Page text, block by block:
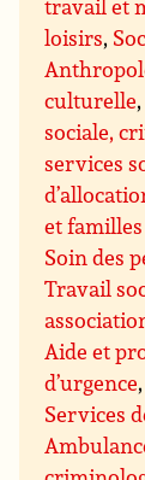
travail et
loisirs,
culturelle,
sociale,
services
et familles
Soin des
Travail
Aide et
d’urgence
Services